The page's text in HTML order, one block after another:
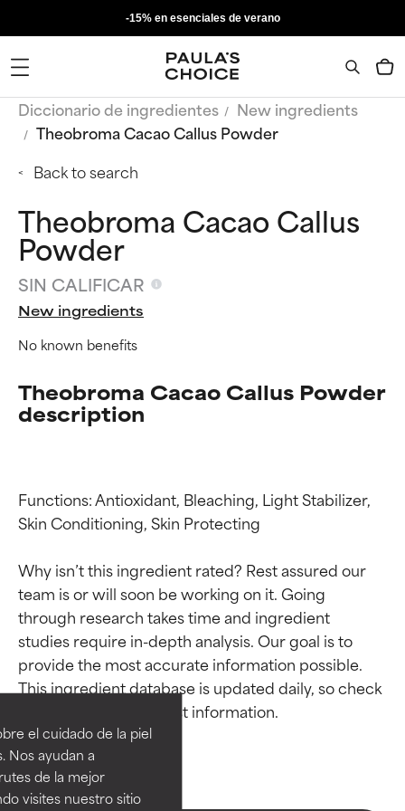
el cuidado de la piel
Nos ayudan a
de la mejor
visites nuestro sitio
-15% en esenciales de verano
Diccionario de ingredientes
New ingredients
Theobroma Cacao Callus Powder
Back to search
Theobroma Cacao Callus
Powder
SIN CALIFICAR
New ingredients
No known benefits
Theobroma Cacao Callus Powder
description
Functions: Antioxidant, Bleaching, Light Stabilizer,
Skin Conditioning, Skin Protecting
Why isn’t this ingredient rated? Rest assured our
team is or will soon be working on it. Going
through research takes time and ingredient
studies require in-depth analysis. Our goal is to
provide the most accurate information possible.
This ingredient database is updated daily, so check
Calificaciones de
ingredientes
EXCELENTE
Ingrediente sobresaliente con
beneficios reales para la piel. Su
Calificaciones de
ingredientes
EXCELENTE
Ingrediente sobresaliente con
beneficios reales para la piel. Su